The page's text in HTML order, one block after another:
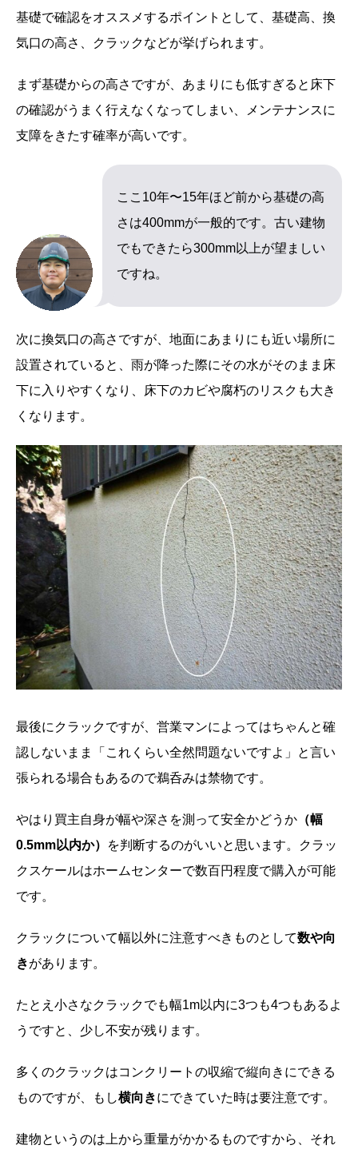
基礎で確認をオススメするポイントとして、基礎高、換
気口の高さ、クラックなどが挙げられます。
まず基礎からの高さですが、あまりにも低すぎると床下
の確認がうまく行えなくなってしまい、メンテナンスに
支障をきたす確率が高いです。
ここ10年〜15年ほど前から基礎の高
さは400mmが一般的です。古い建物
でもできたら300mm以上が望ましい
ですね。
次に換気口の高さですが、地面にあまりにも近い場所に
設置されていると、雨が降った際にその水がそのまま床
下に入りやすくなり、床下のカビや腐朽のリスクも大き
くなります。
最後にクラックですが、営業マンによってはちゃんと確
認しないまま「これくらい全然問題ないですよ」と言い
張られる場合もあるので鵜呑みは禁物です。
やはり買主自身が幅や深さを測って安全かどうか （幅
0.5mm以内か）
を判断するのがいいと思います。クラッ
クスケールはホームセンターで数百円程度で購入が可能
です。
クラックについて幅以外に注意すべきものとして数や向
きがあります。
たとえ小さなクラックでも幅1m以内に3つも4つもあるよ
うですと、少し不安が残ります。
多くのクラックはコンクリートの収縮で縦向きにできる
ものですが、もし横向きにできていた時は要注意です。
建物というのは上から重量がかかるものですから、それ